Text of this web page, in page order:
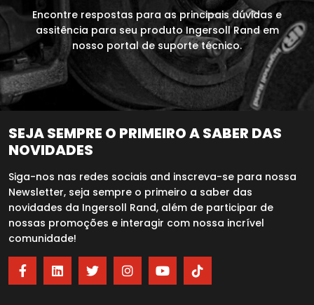
Encontre respostas para as principais dúvidas e
assitência para seu produto Ingersoll Rand em
nosso portal de suporte técnico.
SEJA SEMPRE O PRIMEIRO A SABER DAS
NOVIDADES
Siga-nos nas redes sociais and inscreva-se para nossa
Newsletter, seja sempre o primeiro a saber das
novidades da Ingersoll Rand, além de participar de
nossas promoções e interagir com nossa incrível
comunidade!